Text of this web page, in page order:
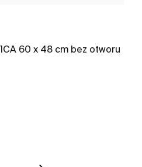
60 x 48 cm bez otworu